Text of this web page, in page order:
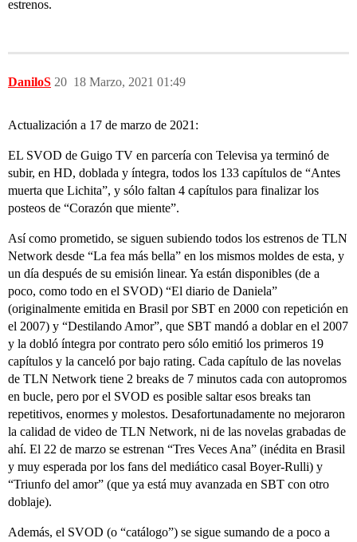
estrenos.
DaniloS 18 Marzo, 2021 01:49
20
Actualización a 17 de marzo de 2021:
EL SVOD de Guigo TV en parcería con Televisa ya terminó de
subir, en HD, doblada y íntegra, todos los 133 capítulos de “Antes
muerta que Lichita”, y sólo faltan 4 capítulos para finalizar los
posteos de “Corazón que miente”.
Así como prometido, se siguen subiendo todos los estrenos de TLN
Network desde “La fea más bella” en los mismos moldes de esta, y
un día después de su emisión linear. Ya están disponibles (de a
poco, como todo en el SVOD) “El diario de Daniela”
(originalmente emitida en Brasil por SBT en 2000 con repetición en
el 2007) y “Destilando Amor”, que SBT mandó a doblar en el 2007
y la dobló íntegra por contrato pero sólo emitió los primeros 19
capítulos y la canceló por bajo rating. Cada capítulo de las novelas
de TLN Network tiene 2 breaks de 7 minutos cada con autopromos
en bucle, pero por el SVOD es posible saltar esos breaks tan
repetitivos, enormes y molestos. Desafortunadamente no mejoraron
la calidad de video de TLN Network, ni de las novelas grabadas de
ahí. El 22 de marzo se estrenan “Tres Veces Ana” (inédita en Brasil
y muy esperada por los fans del mediático casal Boyer-Rulli) y
“Triunfo del amor” (que ya está muy avanzada en SBT con otro
doblaje).
Además, el SVOD (o “catálogo”) se sigue sumando de a poco a